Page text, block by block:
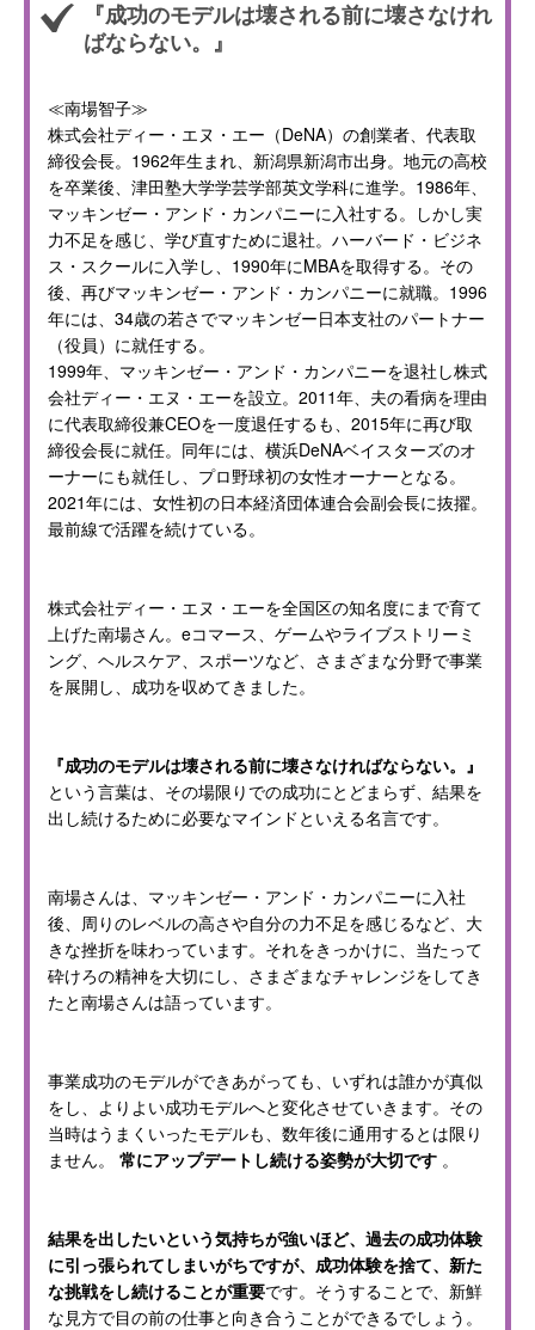
『成功のモデルは壊される前に壊さなけれ
ばならない。』
≪南場智子≫
株式会社ディー・エヌ・エー（DeNA）の創業者、代表取
締役会長。1962年生まれ、新潟県新潟市出身。地元の高校
を卒業後、津田塾大学学芸学部英文学科に進学。1986年、
マッキンゼー・アンド・カンパニーに入社する。しかし実
力不足を感じ、学び直すために退社。ハーバード・ビジネ
ス・スクールに入学し、1990年にMBAを取得する。その
後、再びマッキンゼー・アンド・カンパニーに就職。1996
年には、34歳の若さでマッキンゼー日本支社のパートナー
（役員）に就任する。
1999年、マッキンゼー・アンド・カンパニーを退社し株式
会社ディー・エヌ・エーを設立。2011年、夫の看病を理由
に代表取締役兼CEOを一度退任するも、2015年に再び取
締役会長に就任。同年には、横浜DeNAベイスターズのオ
ーナーにも就任し、プロ野球初の女性オーナーとなる。
2021年には、女性初の日本経済団体連合会副会長に抜擢。
最前線で活躍を続けている。
株式会社ディー・エヌ・エーを全国区の知名度にまで育て
上げた南場さん。eコマース、ゲームやライブストリーミ
ング、ヘルスケア、スポーツなど、さまざまな分野で事業
を展開し、成功を収めてきました。
『成功のモデルは壊される前に壊さなければならない。』
という言葉は、その場限りでの成功にとどまらず、結果を
出し続けるために必要なマインドといえる名言です。
南場さんは、マッキンゼー・アンド・カンパニーに入社
後、周りのレベルの高さや自分の力不足を感じるなど、大
きな挫折を味わっています。それをきっかけに、当たって
砕けろの精神を大切にし、さまざまなチャレンジをしてき
たと南場さんは語っています。
事業成功のモデルができあがっても、いずれは誰かが真似
をし、よりよい成功モデルへと変化させていきます。その
当時はうまくいったモデルも、数年後に通用するとは限り
ません。 常にアップデートし続ける姿勢が大切です 。
結果を出したいという気持ちが強いほど、過去の成功体験
に引っ張られてしまいがちですが、成功体験を捨て、新た
な挑戦をし続けることが重要です。そうすることで、新鮮
な見方で目の前の仕事と向き合うことができるでしょう。